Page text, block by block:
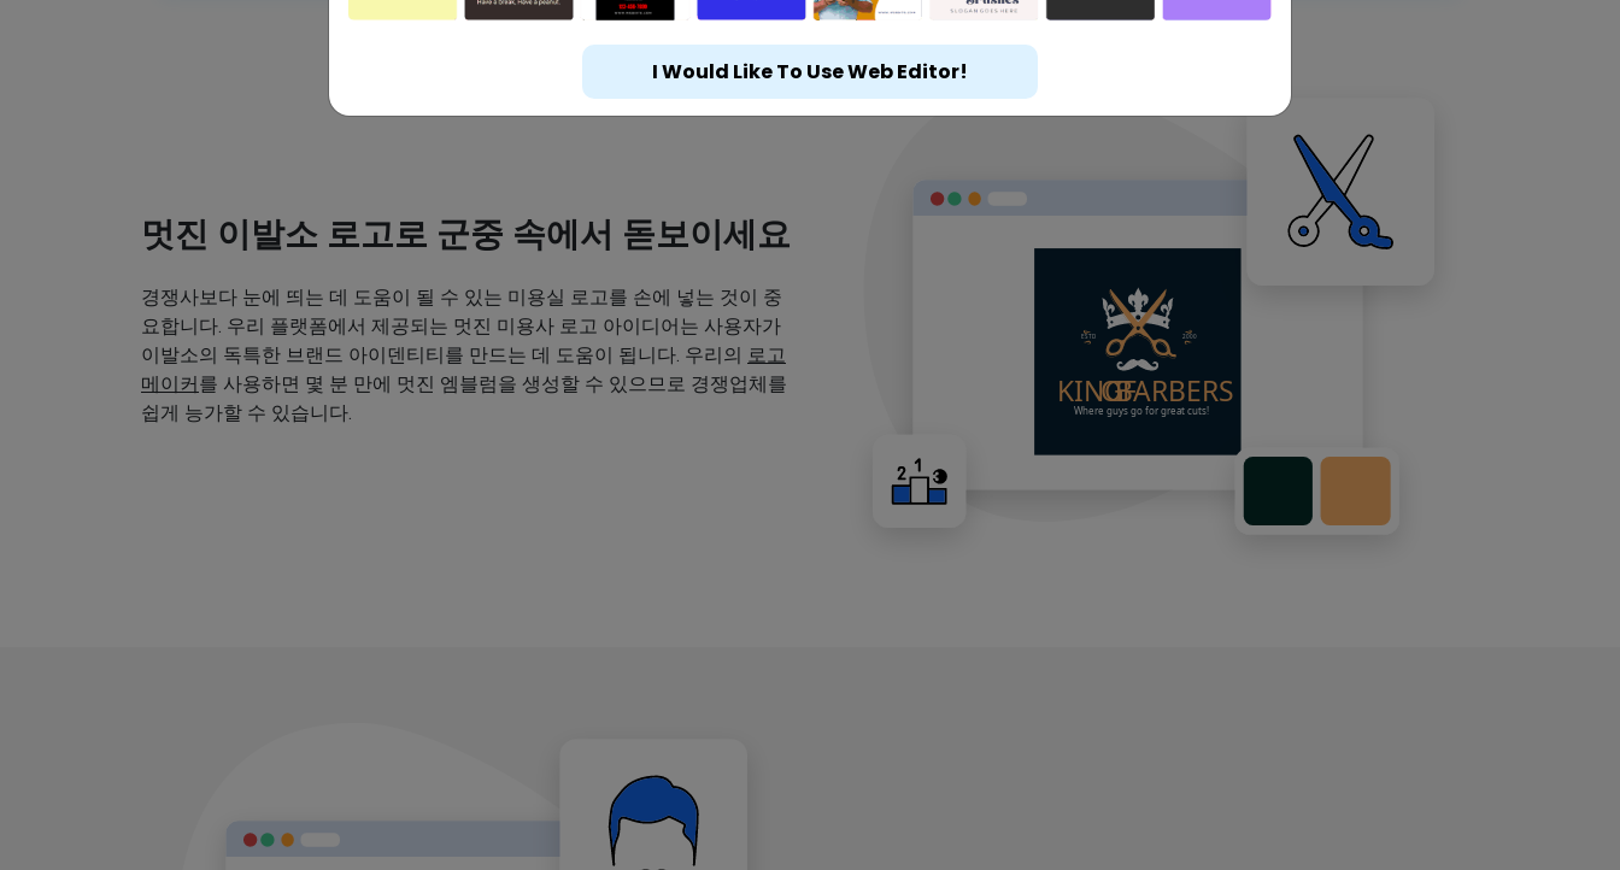
멋진 이발소 로고로 군중 속에서 돋보이세요
경쟁사보다 눈에 띄는 데 도움이 될 수 있는 미용실 로고를 손에 넣는 것이 중
요합니다. 우리 플랫폼에서 제공되는 멋진 미용사 로고 아이디어는 사용자가
이발소의 독특한 브랜드 아이덴티티를 만드는 데 도움이 됩니다. 우리의 로고
메이커 를 사용하면 몇 분 만에 멋진 엠블럼을 생성할 수 있으므로 경쟁업체를
쉽게 능가할 수 있습니다.
I Would Like To Use Web Editor!